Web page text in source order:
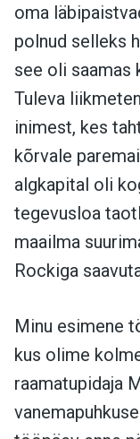
oma
polnud selleks
see oli saamas
Tuleva
inimest, kes
kõrvale
algkapital oli
tegevusloa
maailma
Rockiga
Minu esimene
kus olime
raamatupidaja